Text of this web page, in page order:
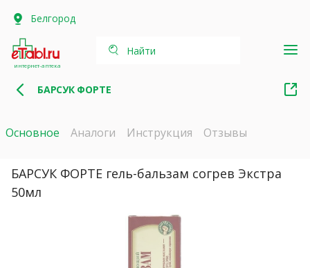
Белгород
интернет-аптека
Найти
БАРСУК ФОРТЕ
Основное Аналоги Инструкция Отзывы
БАРСУК ФОРТЕ гель-бальзам согрев Экстра
50мл